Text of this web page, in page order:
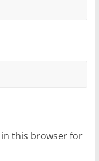
in this browser for